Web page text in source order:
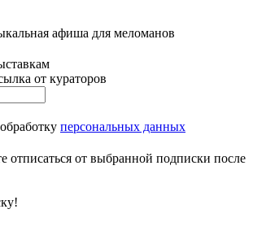
афиша для меломанов
от кураторов
персональных данных
отписаться от выбранной подписки после